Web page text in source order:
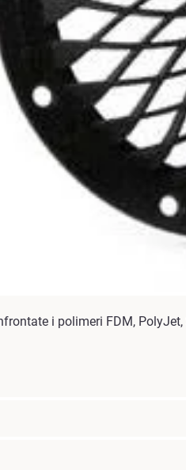
i polimeri FDM, PolyJet,